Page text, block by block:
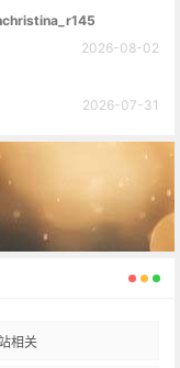
2026-08-02
2026-07-31
相关